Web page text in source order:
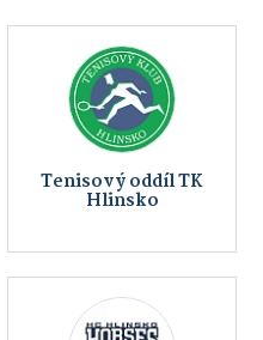
Tenisový oddíl TK
Hlinsko